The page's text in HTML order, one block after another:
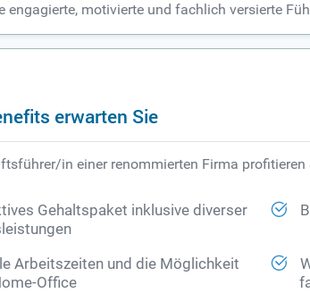
engagierte, motivierte und fachlich versierte
erwarten Sie
in einer renommierten Firma profitieren
Gehaltspaket inklusive diverser
Arbeitszeiten und die Möglichkeit
Office